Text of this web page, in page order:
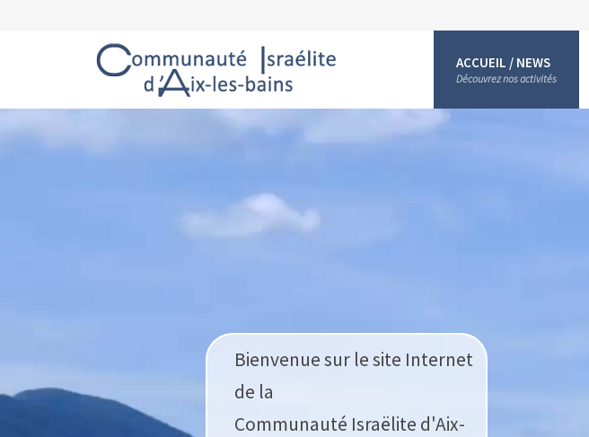
ACCUEIL / NEWS
Découvrez nos activités
Bienvenue sur le site Internet
de la
Communauté Israëlite d'Aix-